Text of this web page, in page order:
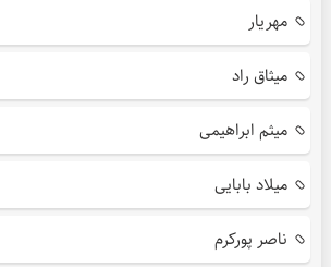
مهریار
میثاق راد
میثم ابراهیمی
میلاد بابایی
ناصر پورکرم